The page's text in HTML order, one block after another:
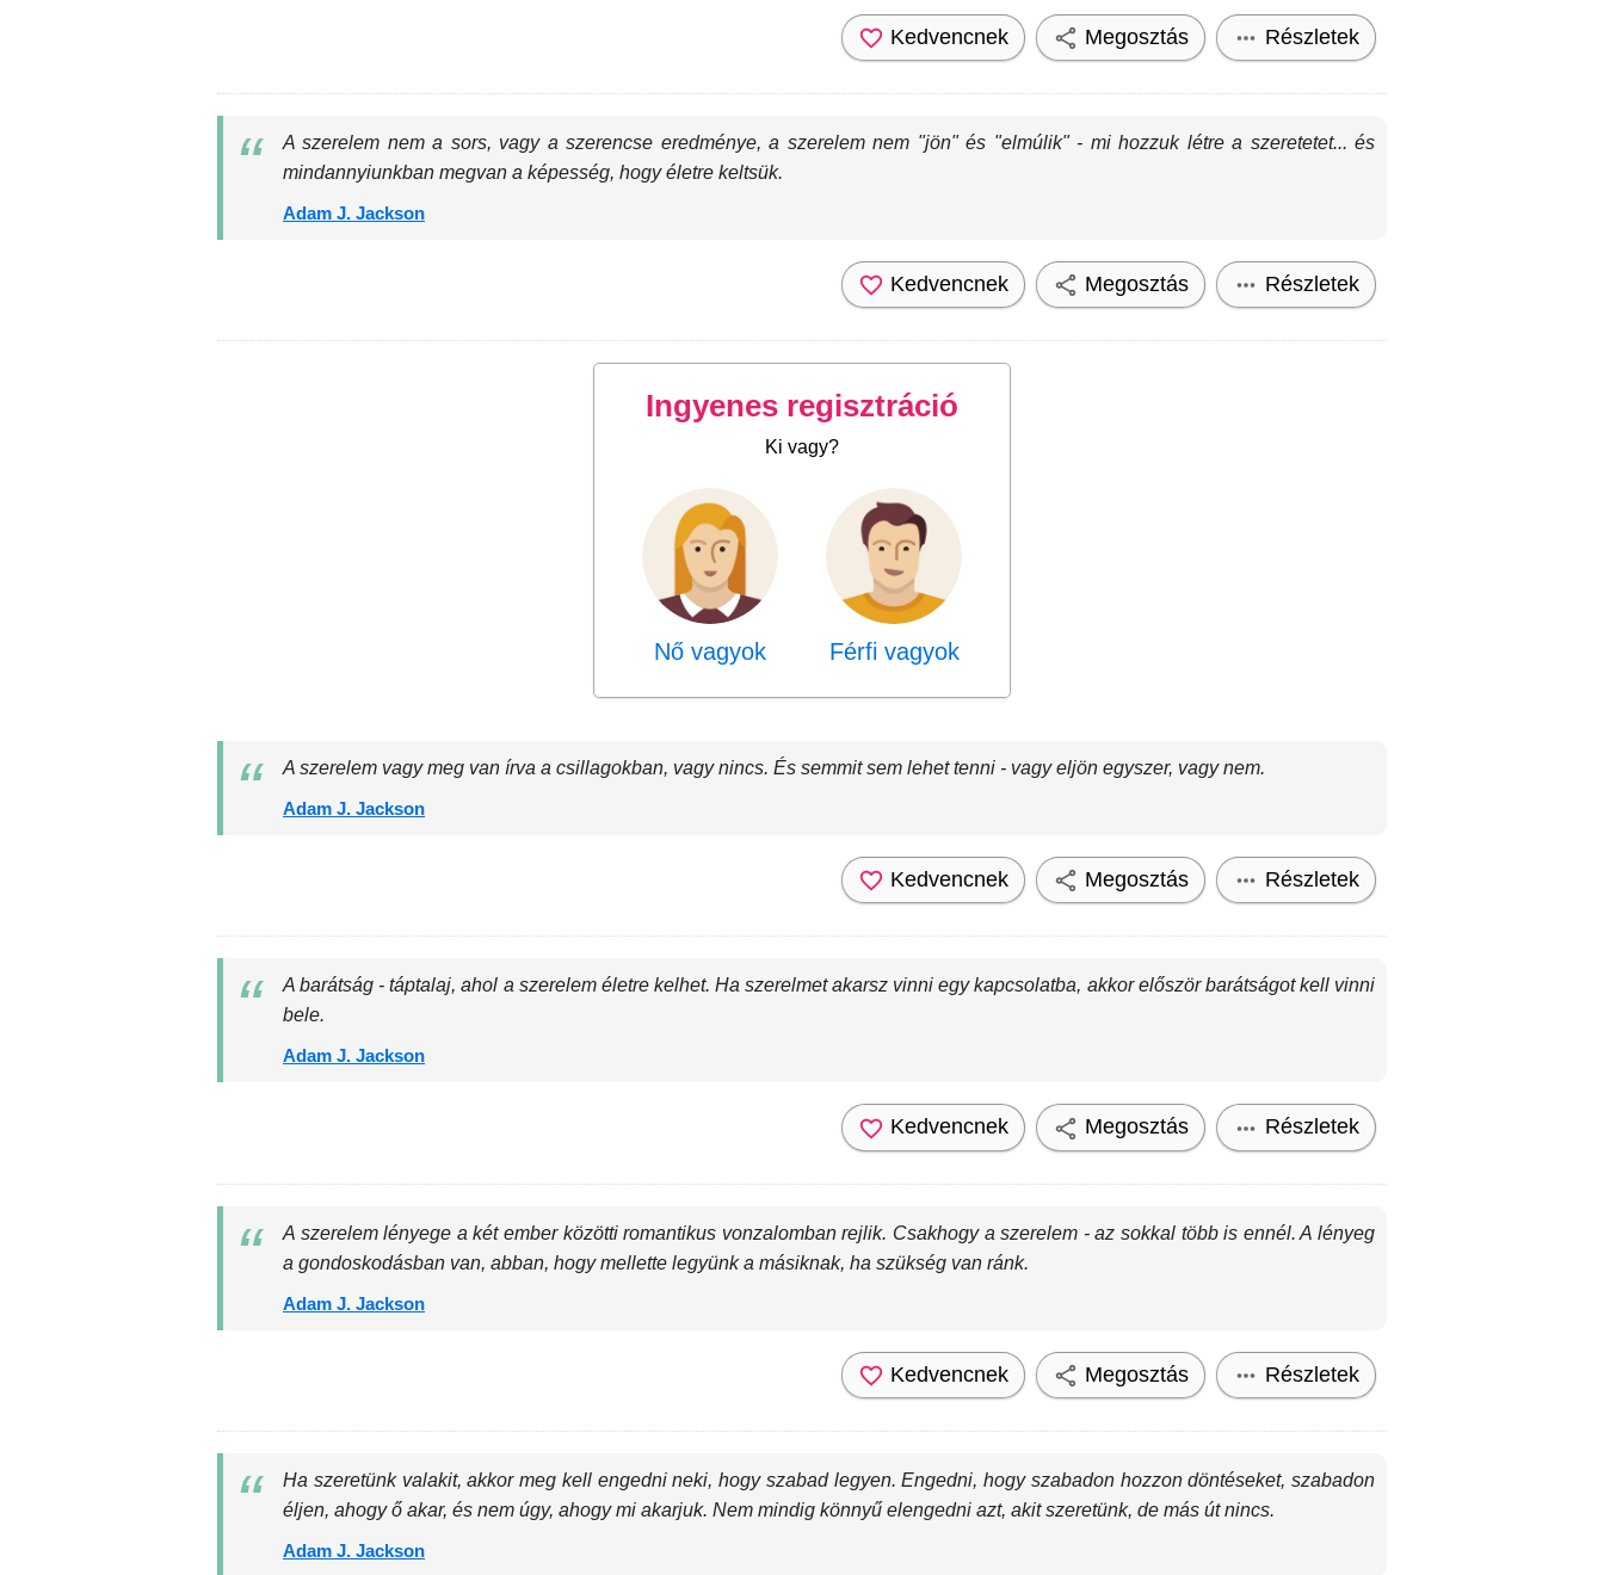
Kedvencnek Megosztás Részletek
A szerelem nem a sors, vagy a szerencse eredménye, a szerelem nem "jön" és "elmúlik" - mi hozzuk létre a szeretetet... és
mindannyiunkban megvan a képesség, hogy életre keltsük.
Adam J. Jackson
Kedvencnek Megosztás Részletek
Ingyenes regisztráció
Ki vagy?
Nő vagyok Férfi vagyok
A szerelem vagy meg van írva a csillagokban, vagy nincs. És semmit sem lehet tenni - vagy eljön egyszer, vagy nem.
Adam J. Jackson
Kedvencnek Megosztás Részletek
A barátság - táptalaj, ahol a szerelem életre kelhet. Ha szerelmet akarsz vinni egy kapcsolatba, akkor először barátságot kell vinni
bele.
Adam J. Jackson
Kedvencnek Megosztás Részletek
A szerelem lényege a két ember közötti romantikus vonzalomban rejlik. Csakhogy a szerelem - az sokkal több is ennél. A lényeg
a gondoskodásban van, abban, hogy mellette legyünk a másiknak, ha szükség van ránk.
Adam J. Jackson
Kedvencnek Megosztás Részletek
Ha szeretünk valakit, akkor meg kell engedni neki, hogy szabad legyen. Engedni, hogy szabadon hozzon döntéseket, szabadon
éljen, ahogy ő akar, és nem úgy, ahogy mi akarjuk. Nem mindig könnyű elengedni azt, akit szeretünk, de más út nincs.
Adam J. Jackson